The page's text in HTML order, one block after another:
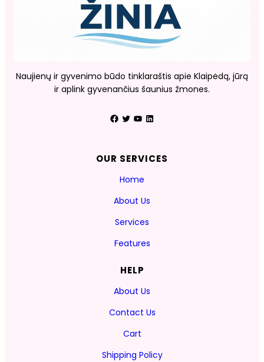
Naujienų ir gyvenimo būdo tinklaraštis apie Klaipėdą, jūrą
ir aplink gyvenančius šaunius žmones.
Facebook Twitter YouTube LinkedIn
OUR SERVICES
Home
About Us
Services
Features
HELP
About Us
Contact Us
Cart
Shipping Policy